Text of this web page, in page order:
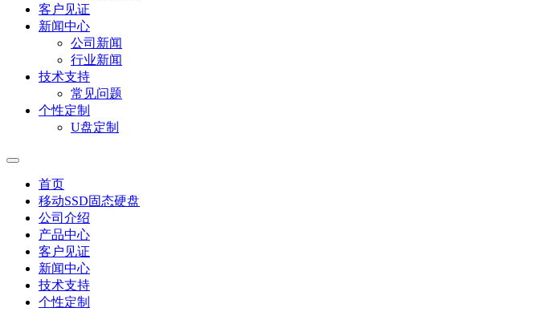
客户见证
新闻中心
公司新闻
行业新闻
技术支持
常见问题
个性定制
U盘定制
首页
移动SSD固态硬盘
公司介绍
产品中心
客户见证
新闻中心
技术支持
个性定制